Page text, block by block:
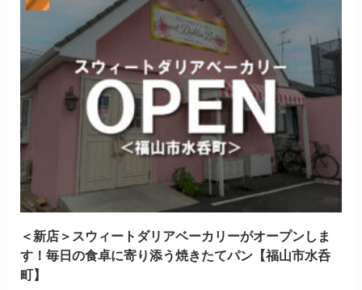
＜新店＞スウィートダリアベーカリーがオープンしま
す！毎日の食卓に寄り添う焼きたてパン【福山市水呑
町】